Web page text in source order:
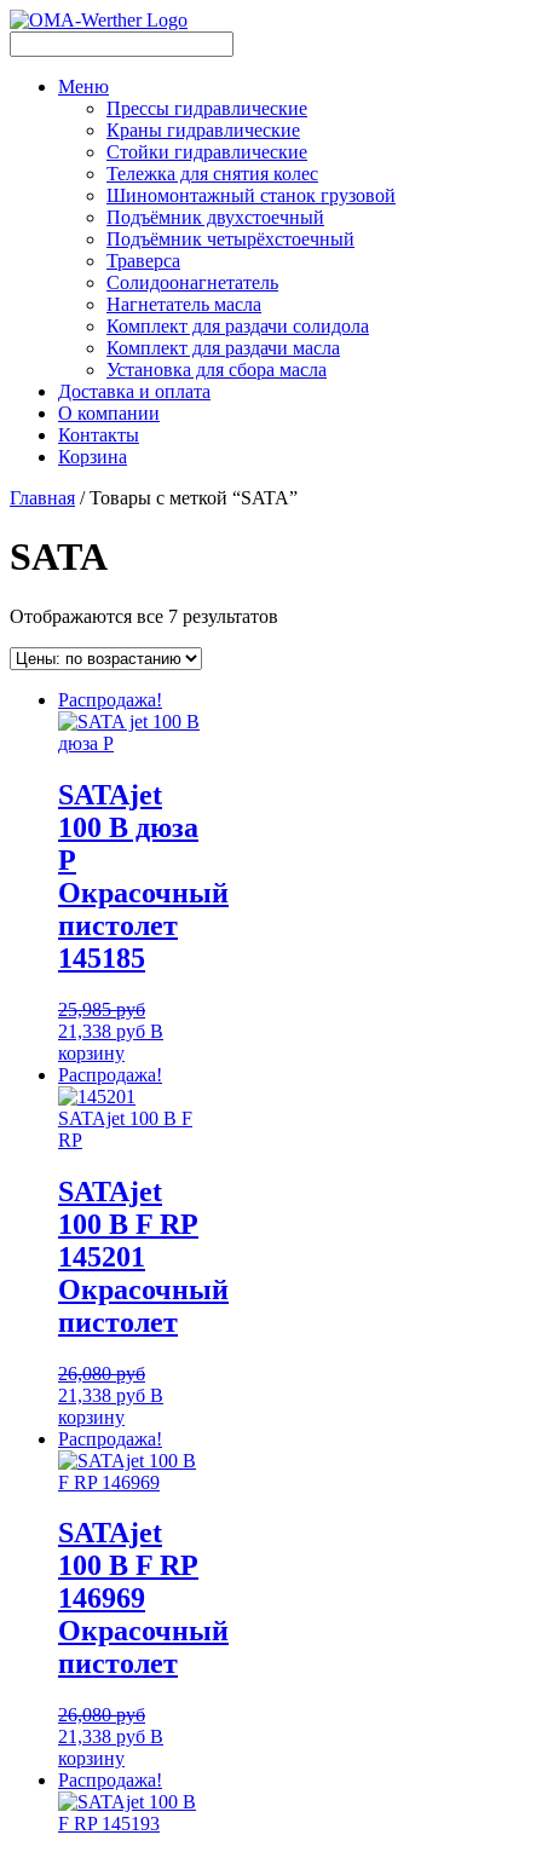
Меню
Прессы гидравлические
Краны гидравлические
Стойки гидравлические
Тележка для снятия колес
Шиномонтажный станок грузовой
Подъёмник двухстоечный
Подъёмник четырёхстоечный
Траверса
Солидоонагнетатель
Нагнетатель масла
Комплект для раздачи солидола
Комплект для раздачи масла
Установка для сбора масла
Доставка и оплата
О компании
Контакты
Корзина
Главная / Товары с меткой “SATA”
SATA
Отображаются все 7 результатов
Распродажа!
SATAjet
100 B дюза
P
Окрасочный
пистолет
145185
25,985руб
21,338 руб В
корзину
Распродажа!
SATAjet
100 B F RP
145201
Окрасочный
пистолет
26,080руб
21,338 руб В
корзину
Распродажа!
SATAjet
100 B F RP
146969
Окрасочный
пистолет
26,080руб
21,338 руб В
корзину
Распродажа!